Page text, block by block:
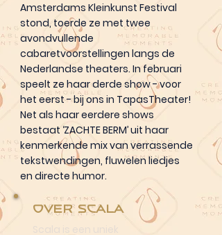
Amsterdams Kleinkunst Festival
stond, toerde ze met twee
avondvullende
cabaretvoorstellingen langs de
Nederlandse theaters. In februari
speelt ze haar derde show - voor
het eerst - bij ons in TapasTheater!
Net als haar eerdere shows
bestaat ‘ZACHTE BERM’ uit haar
kenmerkende mix van verrassende
tekstwendingen, fluwelen liedjes
en directe humor.
Over Scala